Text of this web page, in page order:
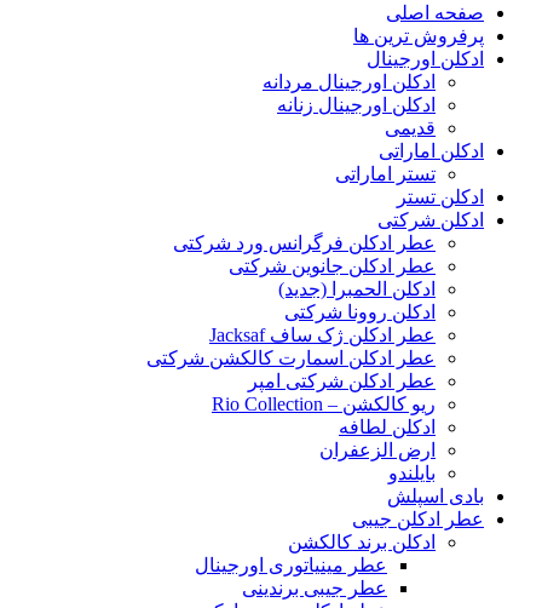
صفحه اصلی
پرفروش ترین ها
ادکلن اورجینال
ادکلن اورجینال مردانه
ادکلن اورجینال زنانه
قدیمی
ادکلن اماراتی
تستر اماراتی
ادکلن تستر
ادکلن شرکتی
عطر ادکلن فرگرانس ورد شرکتی
عطر ادکلن جانوین شرکتی
ادکلن الحمبرا (جدید)
ادکلن روونا شرکتی
عطر ادکلن ژک‌ ساف Jacksaf
عطر ادکلن اسمارت کالکشن شرکتی
عطر ادکلن شرکتی امپر
ریو کالکشن – Rio Collection
ادکلن لطافه
ارض الزعفران
بایلندو
بادی اسپلش
عطر ادکلن جیبی
ادکلن برند کالکشن
عطر مینیاتوری اورجینال
عطر جیبی برندینی